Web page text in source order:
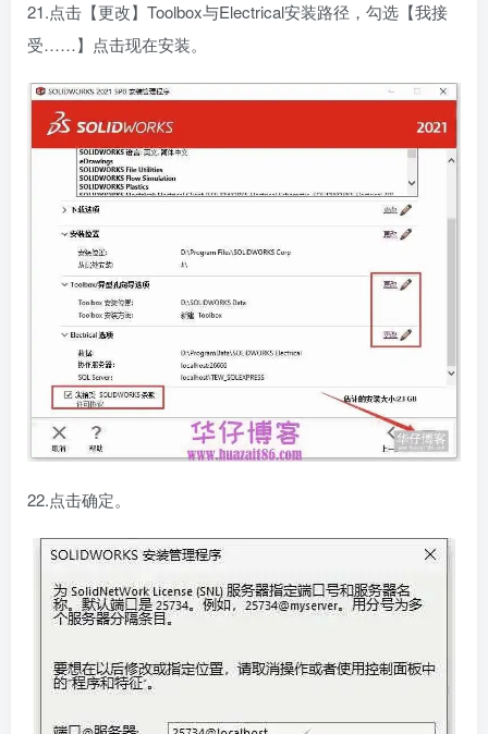
21.点击【更改】Toolbox与Electrical安装路径，勾选【我接
受……】点击现在安装。
22.点击确定。